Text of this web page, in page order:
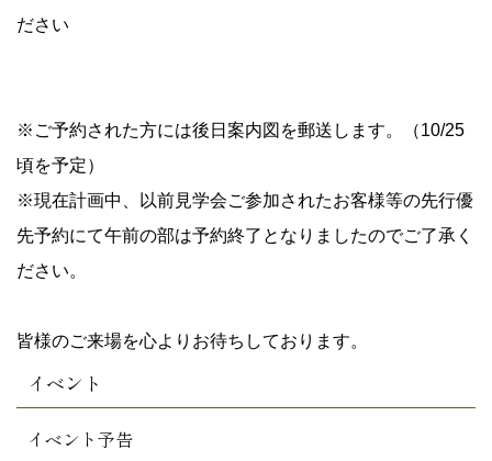
ださい
※ご予約された方には後日案内図を郵送します。（10/25
頃を予定）
※現在計画中、以前見学会ご参加されたお客様等の先行優
先予約にて午前の部は予約終了となりましたのでご了承く
ださい。
皆様のご来場を心よりお待ちしております。
イベント
イベント予告